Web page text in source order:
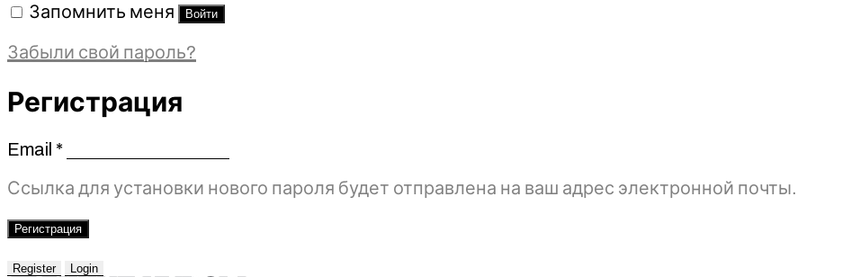
Запомнить меня Войти
Забыли свой пароль?
Регистрация
Email *Обязательно
Ссылка для установки нового пароля будет отправлена ​​на ваш адрес электронной почты.
Регистрация
Register Login